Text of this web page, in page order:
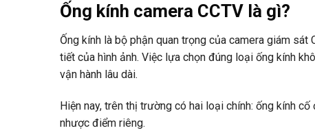
Ống kính camera CCTV là gì?
Ống kính là bộ phận quan trọng của camera giám
tiết của hình ảnh. Việc lựa chọn đúng loại ống kính
vận hành lâu dài.
Hiện nay, trên thị trường có hai loại chính: ống kính
nhược điểm riêng.